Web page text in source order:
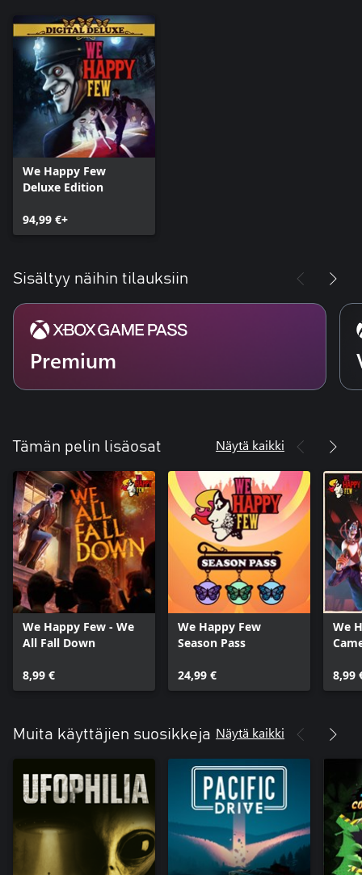
We Happy Few
Deluxe Edition
94,99 €+
Sisältyy näihin tilauksiin
Premium
Tämän pelin lisäosat Näytä kaikki
We Happy Few - We
All Fall Down
8,99 €
We Happy Few
Season Pass
24,99 €
We
8,99
Muita käyttäjien suosikkeja Näytä kaikki